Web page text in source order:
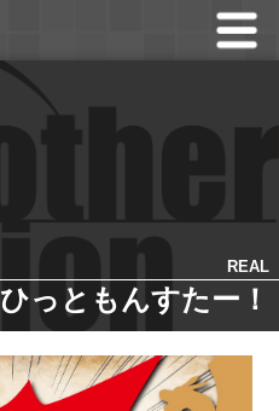
REAL
ひっともんすたー！